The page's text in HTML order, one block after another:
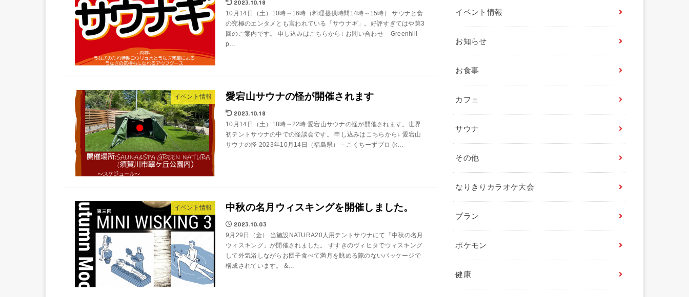
2023.10.18
10月14日（土）10時～16時（料理提供時間14時～15時） サウナと食
の究極のエンタメとも言われている「サウナギ」。好評すぎてはや第3
回のご案内です。 申し込みはこちらから↓ お問い合わせ – Greenhill
p…
イベント情報 愛宕山サウナの怪が開催されます
2023.10.18
10月14日（土）18時～22時 愛宕山サウナの怪が開催されます。世界
初テントサウナの中での怪談会です。 申し込みはこちらから↓ 愛宕山
サウナの怪 2023年10月14日（福島県） – こくちーずプロ (k…
イベント情報 中秋の名月ウィスキングを開催しました。
2023.10.03
9月29日（金） 当施設NATURA20人用テントサウナにて「中秋の名月
ウィスキング」が開催されました。 すすきのヴィヒタでウィスキング
して外気浴しながらお団子食べて満月を眺める隙のないパッケージで
構成されています。 &…
イベント情報
お知らせ
お食事
カフェ
サウナ
その他
なりきりカラオケ大会
プラン
ポケモン
健康